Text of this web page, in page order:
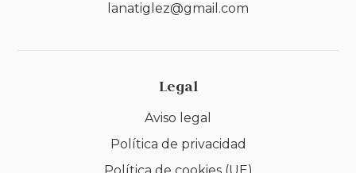
lanatiglez@gmail.com
Legal
Aviso legal
Política de privacidad
Política de cookies (UE)